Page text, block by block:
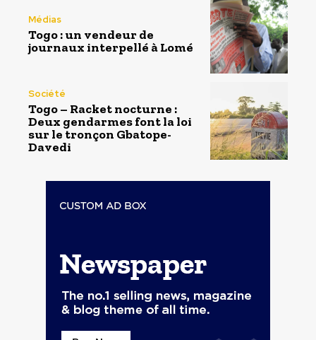
Médias
Togo : un vendeur de
journaux interpellé à Lomé
Société
Togo – Racket nocturne :
Deux gendarmes font la loi
sur le tronçon Gbatope-
Davedi